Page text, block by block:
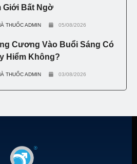
Giới Bất Ngờ
THUỐC ADMIN 05/08/2026
Cương Vào Buổi Sáng Có
Hiểm Không?
THUỐC ADMIN 03/08/2026